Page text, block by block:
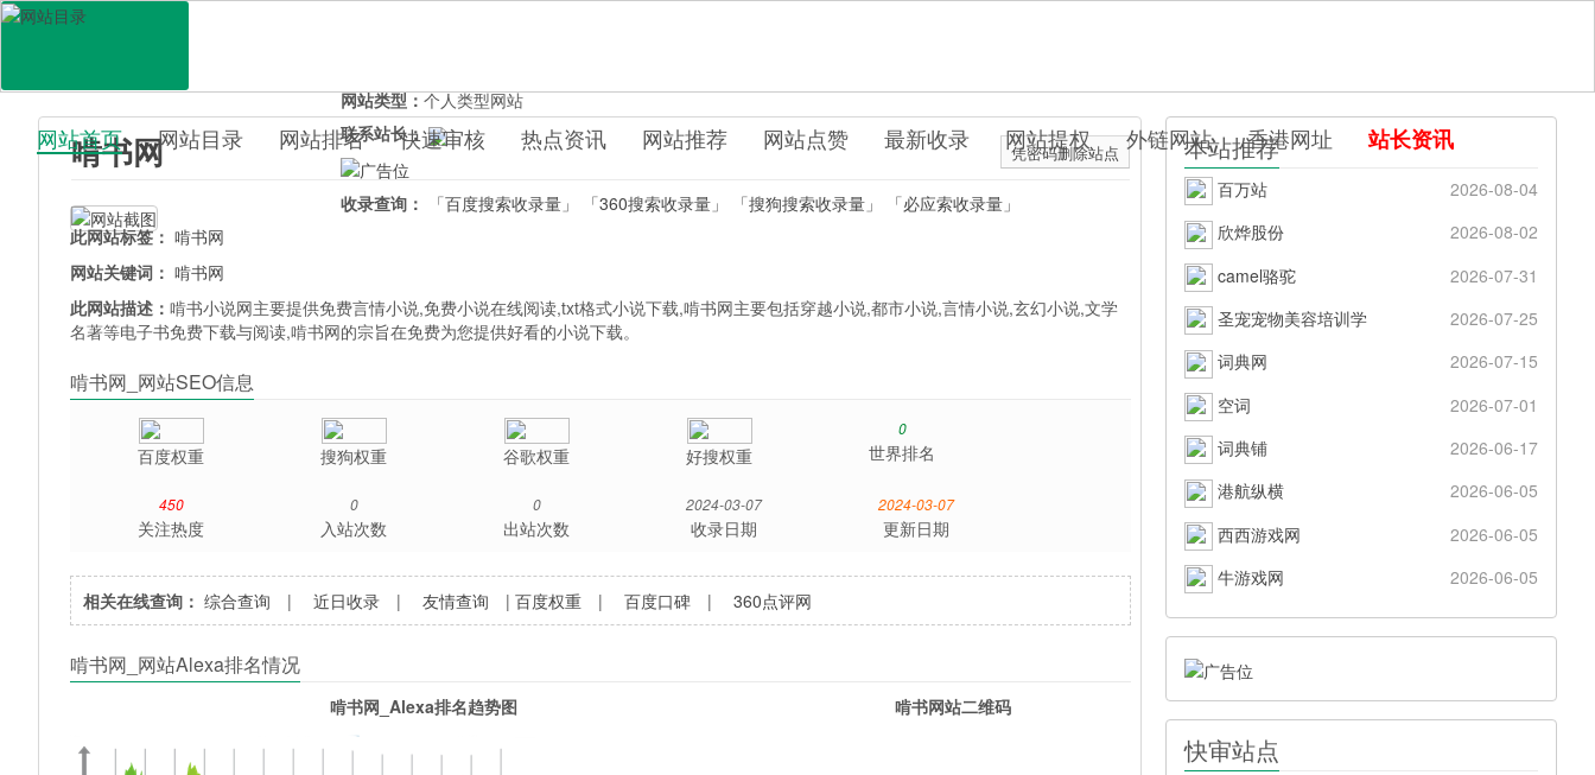
百科目录
网站首页 网站目录 网站排名 快速审核 热点资讯 网站推荐 网站点赞 最新收录 网站提权 外链网站 香港网址 站长资讯
啃书网 凭密码删除站点
网站类型：个人类型网站
联系站长：
收录查询： 「百度搜索收录量」 「360搜索收录量」 「搜狗搜索收录量」
「必应索收录量」
此网站标签： 啃书网
网站关键词： 啃书网
此网站描述：啃书小说网主要提供免费言情小说,免费小说在线阅读,txt格式小说下载,啃书网主要包括穿越小说,都市小说,言情小说,玄幻小说,文学
名著等电子书免费下载与阅读,啃书网的宗旨在免费为您提供好看的小说下载。
啃书网_网站SEO信息
百度权重 搜狗权重 谷歌权重 好搜权重
0
世界排名
450
关注热度
0
入站次数
0
出站次数
2024-03-07
收录日期
2024-03-07
更新日期
相关在线查询： 综合查询 |近日收录 |友情查询 |百度权重 |百度口碑 |360点评网
啃书网_网站Alexa排名情况
啃书网_Alexa排名趋势图 啃书网站二维码
本站推荐
百万站
2026-08-04
欣烨股份
2026-08-02
camel骆驼
2026-07-31
圣宠宠物美容培训学
2026-07-25
词典网
2026-07-15
空词
2026-07-01
词典铺
2026-06-17
港航纵横
2026-06-05
西西游戏网
2026-06-05
牛游戏网
2026-06-05
快审站点